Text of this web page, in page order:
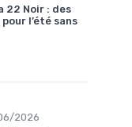
22 Noir : des
l’été sans
2026